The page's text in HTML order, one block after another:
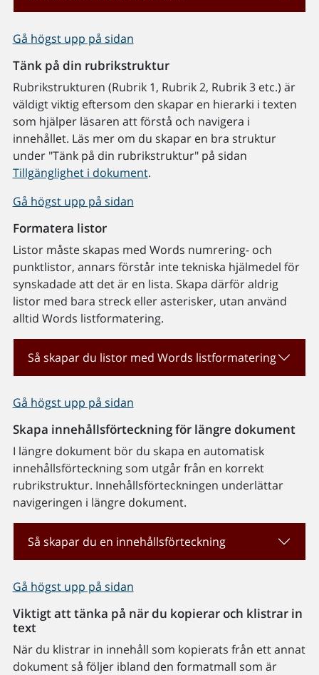
Gå högst upp på sidan
Tänk på din rubrikstruktur
Rubrikstrukturen (Rubrik 1, Rubrik 2, Rubrik 3 etc.) är
väldigt viktig eftersom den skapar en hierarki i texten
som hjälper läsaren att förstå och navigera i
innehållet. Läs mer om du skapar en bra struktur
under "Tänk på din rubrikstruktur" på sidan
Tillgänglighet i dokument.
Gå högst upp på sidan
Formatera listor
Listor måste skapas med Words numrering- och
punktlistor, annars förstår inte tekniska hjälmedel för
synskadade att det är en lista. Skapa därför aldrig
listor med bara streck eller asterisker, utan använd
alltid Words listformatering.
Så skapar du listor med Words listformatering
Gå högst upp på sidan
Skapa innehållsförteckning för längre dokument
I längre dokument bör du skapa en automatisk
innehållsförteckning som utgår från en korrekt
rubrikstruktur. Innehållsförteckningen underlättar
navigeringen i längre dokument.
Så skapar du en innehållsförteckning
Gå högst upp på sidan
Viktigt att tänka på när du kopierar och klistrar in
text
När du klistrar in innehåll som kopierats från ett annat
dokument så följer ibland den formatmall som är